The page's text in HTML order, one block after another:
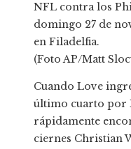
NFL contra los
domingo 27 de
en Filadelfia.
(Foto AP/Matt
Cuando Love
último cuarto por
rápidamente
ciernes Christian